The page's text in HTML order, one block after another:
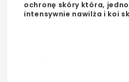
ochronę skóry która,
intensywnie nawilża i koi